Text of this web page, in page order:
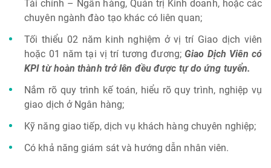
Tài chính – Ngân hàng, Quản trị Kinh doanh, hoặc các
chuyên ngành đào tạo khác có liên quan;
Tối thiểu 02 năm kinh nghiệm ở vị trí Giao dịch viên
hoặc 01 năm tại vị trí tương đương;Giao Dịch Viên có
KPI từ hoàn thành trở lên đều được tự do ứng tuyển.
Nắm rõ quy trình kế toán, hiểu rõ quy trình, nghiệp vụ
giao dịch ở Ngân hàng;
Kỹ năng giao tiếp, dịch vụ khách hàng chuyên nghiệp;
Có khả năng giám sát và hướng dẫn nhân viên.